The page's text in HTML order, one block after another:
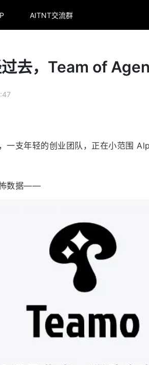
AITNT交流群
去，Team of
一支年轻的创业团队，正在小范围
怖数据——